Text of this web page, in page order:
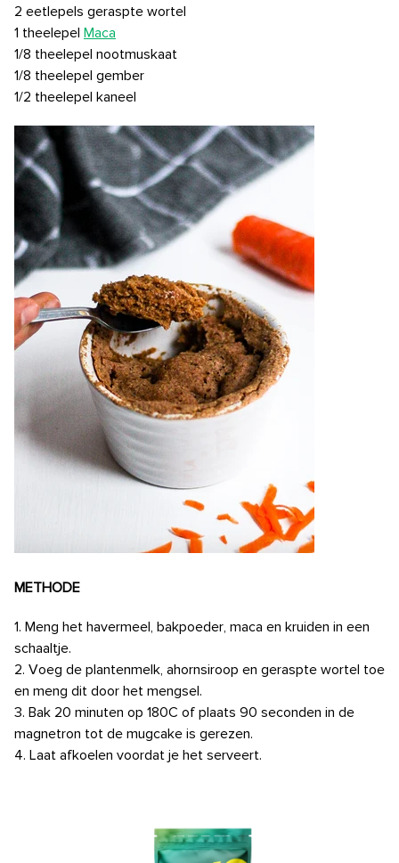
2 eetlepels geraspte wortel
1 theelepel Maca
1/8 theelepel nootmuskaat
1/8 theelepel gember
1/2 theelepel kaneel
METHODE
1. Meng het havermeel, bakpoeder, maca en kruiden in een
schaaltje.
2. Voeg de plantenmelk, ahornsiroop en geraspte wortel toe
en meng dit door het mengsel.
3. Bak 20 minuten op 180C of plaats 90 seconden in de
magnetron tot de mugcake is gerezen.
4. Laat afkoelen voordat je het serveert.